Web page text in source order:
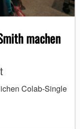
machen
Colab-Single